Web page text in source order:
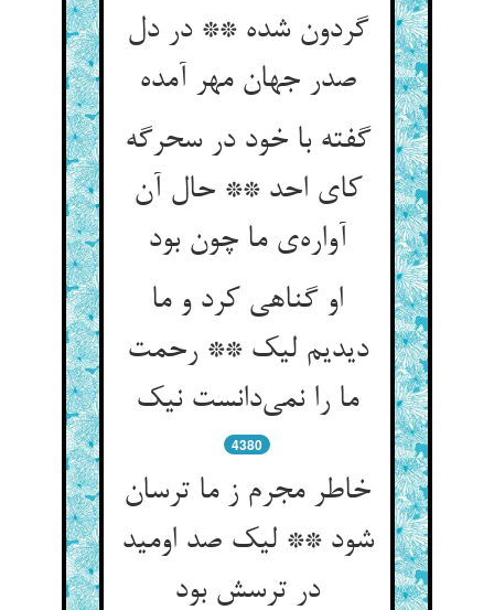
گردون شده ** در دل
صدر جهان مهر آمده
گفته با خود در سحرگه
کای احد ** حال آن
آواره‌ی ما چون بود
او گناهی کرد و ما
دیدیم لیک ** رحمت
ما را نمی‌دانست نیک
4380
خاطر مجرم ز ما ترسان
شود ** لیک صد اومید
در ترسش بود